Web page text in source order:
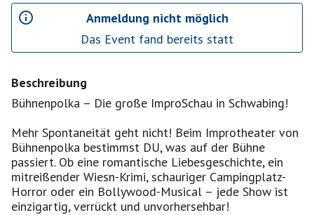
Anmeldung nicht möglich
Das Event fand bereits statt
Beschreibung
Bühnenpolka – Die große ImproSchau in Schwabing!
Mehr Spontaneität geht nicht! Beim Improtheater von
Bühnenpolka bestimmst DU, was auf der Bühne
passiert. Ob eine romantische Liebesgeschichte, ein
mitreißender Wiesn-Krimi, schauriger Campingplatz-
Horror oder ein Bollywood-Musical – jede Show ist
einzigartig, verrückt und unvorhersehbar!